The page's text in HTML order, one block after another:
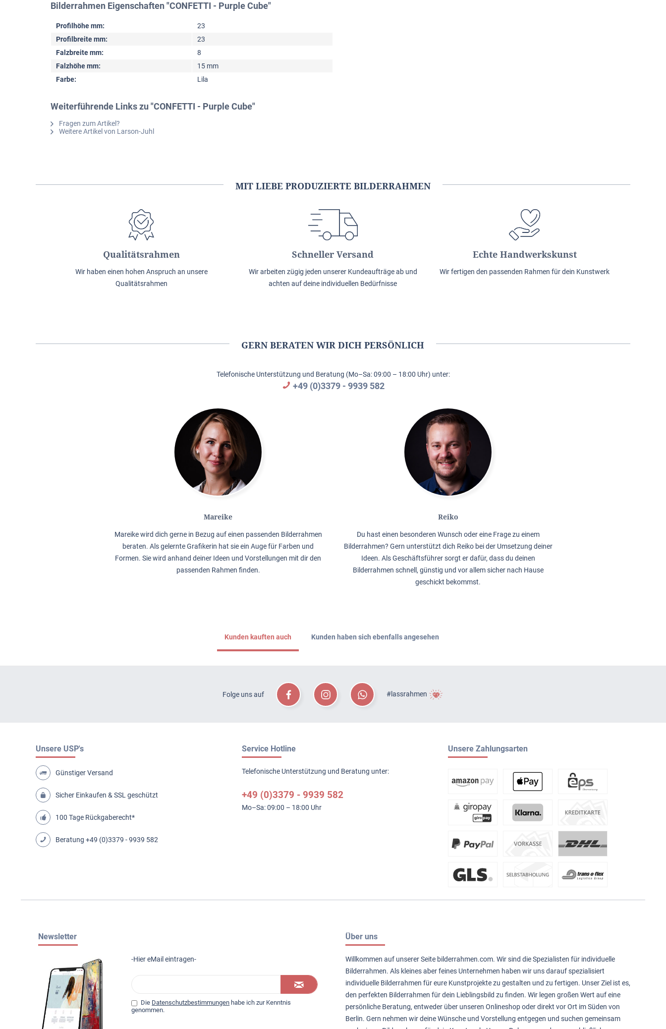
Bilderrahmen Eigenschaften "CONFETTI - Purple Cube"
Profilhöhe mm:
23
Profilbreite mm:
23
Falzbreite mm:
8
Falzhöhe mm:
15 mm
Farbe:
Lila
Weiterführende Links zu "CONFETTI - Purple Cube"
Fragen zum Artikel?
Weitere Artikel von Larson-Juhl
MIT LIEBE PRODUZIERTE BILDERRAHMEN
Qualitätsrahmen
Wir haben einen hohen Anspruch an unsere
Qualitätsrahmen
Schneller Versand
Wir arbeiten zügig jeden unserer Kundeaufträge ab und
achten auf deine individuellen Bedürfnisse
Echte Handwerkskunst
Wir fertigen den passenden Rahmen für dein Kunstwerk
GERN BERATEN WIR DICH PERSÖNLICH
Telefonische Unterstützung und Beratung (Mo–Sa: 09:00 – 18:00 Uhr) unter:
+49 (0)3379 - 9939 582
Mareike
Mareike wird dich gerne in Bezug auf einen passenden Bilderrahmen
beraten. Als gelernte Grafikerin hat sie ein Auge für Farben und
Formen. Sie wird anhand deiner Ideen und Vorstellungen mit dir den
passenden Rahmen finden.
Reiko
Du hast einen besonderen Wunsch oder eine Frage zu einem
Bilderrahmen? Gern unterstützt dich Reiko bei der Umsetzung deiner
Ideen. Als Geschäftsführer sorgt er dafür, dass du deinen
Bilderrahmen schnell, günstig und vor allem sicher nach Hause
geschickt bekommst.
Kunden kauften auch Kunden haben sich ebenfalls angesehen
Folge uns auf #lassrahmen
Unsere USP's
Günstiger Versand
Sicher Einkaufen & SSL geschützt
100 Tage Rückgaberecht*
Beratung +49 (0)3379 - 9939 582
Service Hotline
Telefonische Unterstützung und Beratung unter:
+49 (0)3379 - 9939 582
Mo–Sa: 09:00 – 18:00 Uhr
Unsere Zahlungsarten
Newsletter
-Hier eMail eintragen-
Die Datenschutzbestimmungen habe ich zur Kenntnis
genommen.
Über uns
Willkommen auf unserer Seite bilderrahmen.com. Wir sind die Spezialisten für individuelle
Bilderrahmen. Als kleines aber feines Unternehmen haben wir uns darauf spezialisiert
individuelle Bilderrahmen für eure Kunstprojekte zu gestalten und zu fertigen. Unser Ziel ist es,
den perfekten Bilderrahmen für dein Lieblingsbild zu finden. Wir legen großen Wert auf eine
persönliche Beratung, entweder über unseren Onlineshop oder direkt vor Ort im Süden von
Berlin. Gern nehmen wir deine Wünsche und Vorstellung entgegen und suchen gemeinsam